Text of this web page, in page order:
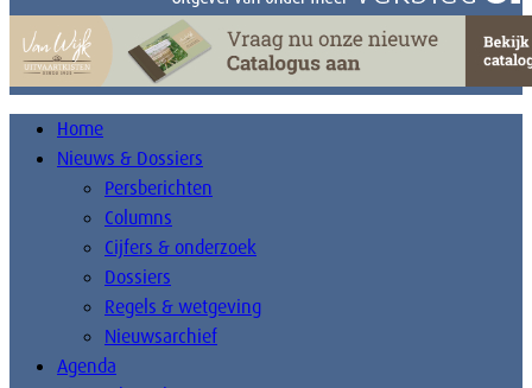
Home
Nieuws & Dossiers
Persberichten
Columns
Cijfers & onderzoek
Dossiers
Regels & wetgeving
Nieuwsarchief
Agenda